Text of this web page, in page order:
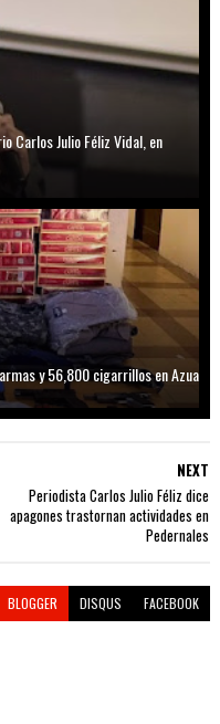
Carlos Julio Féliz Vidal, en
y 56,800 cigarrillos en Azua
NEXT
Periodista Carlos Julio Féliz dice
apagones trastornan actividades en
Pedernales
BLOGGER DISQUS FACEBOOK